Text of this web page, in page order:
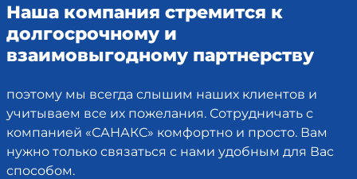
Наша компания стремится к
долгосрочному и
взаимовыгодному партнерству
поэтому мы всегда слышим наших клиентов и
учитываем все их пожелания. Сотрудничать с
компанией «САНАКС» комфортно и просто. Вам
нужно только связаться с нами удобным для Вас
способом.